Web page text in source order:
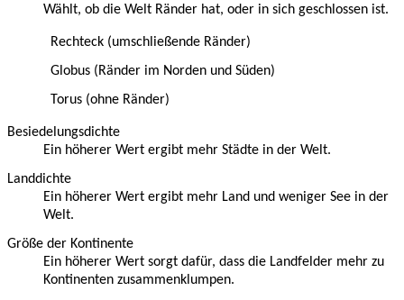
Wählt, ob die Welt Ränder hat, oder in sich geschlossen ist.
Rechteck (umschließende Ränder)
Globus (Ränder im Norden und Süden)
Torus (ohne Ränder)
Besiedelungsdichte
Ein höherer Wert ergibt mehr Städte in der Welt.
Landdichte
Ein höherer Wert ergibt mehr Land und weniger See in der
Welt.
Größe der Kontinente
Ein höherer Wert sorgt dafür, dass die Landfelder mehr zu
Kontinenten zusammenklumpen.